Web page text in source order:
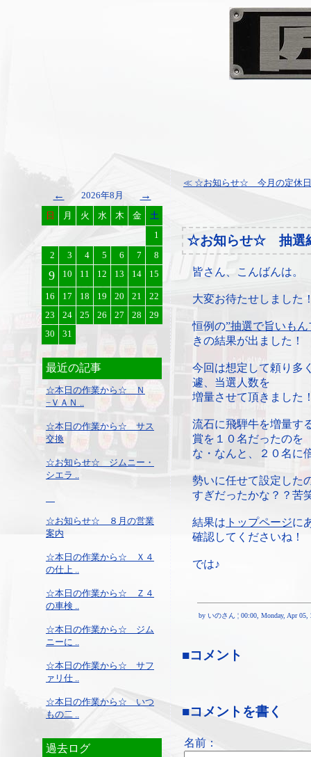
← 2026年8月 →
日 月 火 水 木 金
土
1
2
3 4 5 6 7 8
9 10 11 12 13 14 15
16 17 18 19 20 21
22
23
24 25 26 27 28
29
30
31
最近の記事
☆本日の作業から☆ Ｎ
−ＶＡＮ ..
☆本日の作業から☆ サス
交換
☆お知らせ☆ ジムニー・
シエラ ..
☆お知らせ☆ ８月の営業
案内
☆本日の作業から☆ Ｘ４
の仕上 ..
☆本日の作業から☆ Ｚ４
の車検 ..
☆本日の作業から☆ ジム
ニーに ..
☆本日の作業から☆ サフ
ァリ仕 ..
☆本日の作業から☆ いつ
もの二 ..
過去ログ
≪ ☆お知らせ☆ 今月の定休
☆お知らせ☆ 抽選
皆さん、こんばんは。
大変お待たせしました
恒例の”抽選で旨いも
きの結果が出ました！
今回は想定して頼り多
遽、当選人数を
増量させて頂きました
流石に飛騨牛を増量す
賞を１０名だったのを
な・なんと、２０名に
勢いに任せて設定した
すぎだったかな？？苦
結果は トップページに
確認してくださいね！
では♪
by いのさん ¦ 00:00, Monday, Apr 05,
■コメント
■コメントを書く
名前：